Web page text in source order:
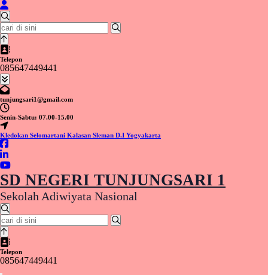
Pencarian
untuk:
Telepon
085647449441
tunjungsari1@gmail.com
Senin-Sabtu: 07.00-15.00
Kledokan Selomartani Kalasan Sleman D.I Yogyakarta
SD NEGERI TUNJUNGSARI 1
Sekolah Adiwiyata Nasional
Pencarian
untuk:
Telepon
085647449441